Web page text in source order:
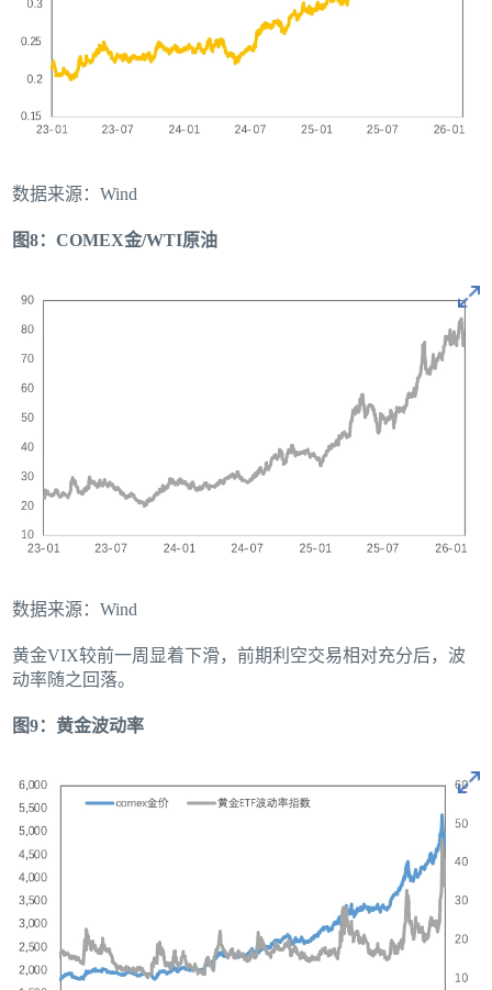
数据来源：Wind
图8：COMEX金/WTI原油
数据来源：Wind
黄金VIX较前一周显着下滑，前期利空交易相对充分后，波
动率随之回落。
图9：黄金波动率